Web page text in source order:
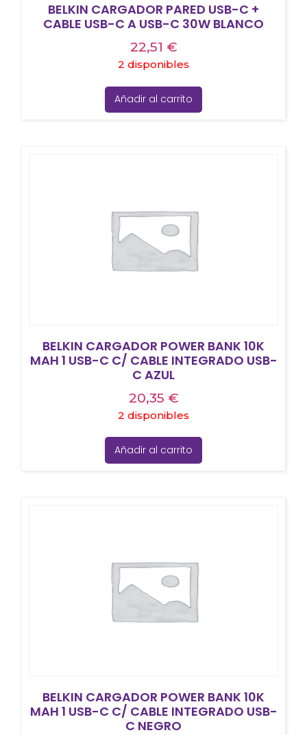
BELKIN CARGADOR PARED USB-C +
CABLE USB-C A USB-C 30W BLANCO
22,51 €
2 disponibles
Añadir al carrito
BELKIN CARGADOR POWER BANK 10K
MAH 1 USB-C C/ CABLE INTEGRADO USB-
C AZUL
20,35 €
2 disponibles
Añadir al carrito
BELKIN CARGADOR POWER BANK 10K
MAH 1 USB-C C/ CABLE INTEGRADO USB-
C NEGRO